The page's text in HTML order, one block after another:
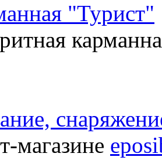
"Турист"
магазине